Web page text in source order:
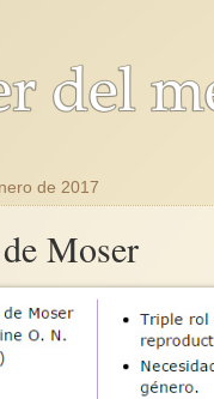
de 2017
Moser